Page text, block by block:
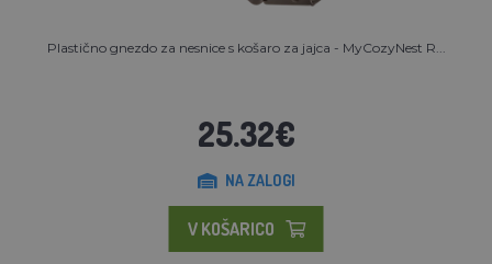
Plastično gnezdo za nesnice s košaro za jajca - MyCozyNest R...
25.32€
NA ZALOGI
V KOŠARICO